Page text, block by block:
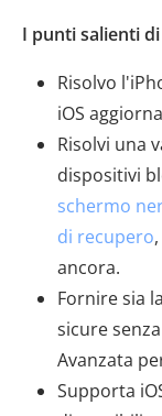
I punti salienti
Risolvo
iOS
Risolvi una
dispositivi
schermo
di recupero
ancora.
Fornire sia
sicure
Avanzata
Supporta